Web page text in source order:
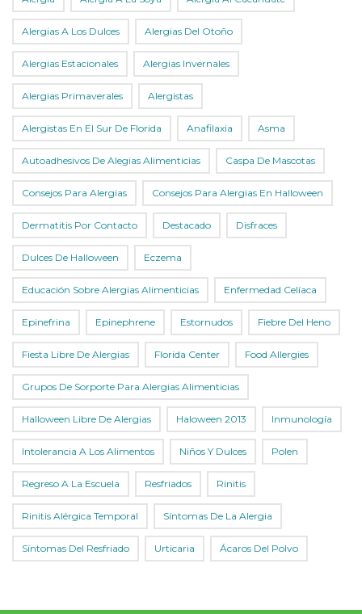
Alergias A Los Dulces Alergias Del Otoño
Alergias Estacionales Alergias Invernales
Alergias Primaverales Alergistas
Alergistas En El Sur De Florida Anafilaxia Asma
Autoadhesivos De Alegias Alimenticias Caspa De Mascotas
Consejos Para Alergias Consejos Para Alergias En Halloween
Dermatitis Por Contacto Destacado Disfraces
Dulces De Halloween Eczema
Educación Sobre Alergias Alimenticias Enfermedad Celíaca
Epinefrina Epinephrene Estornudos Fiebre Del Heno
Fiesta Libre De Alergias Florida Center Food Allergies
Grupos De Sorporte Para Alergias Alimenticias
Halloween Libre De Alergias Haloween 2013 Inmunología
Intolerancia A Los Alimentos Niños Y Dulces Polen
Regreso A La Escuela Resfriados Rinitis
Rinitis Alérgica Temporal Síntomas De La Alergia
Síntomas Del Resfriado Urticaria Ácaros Del Polvo